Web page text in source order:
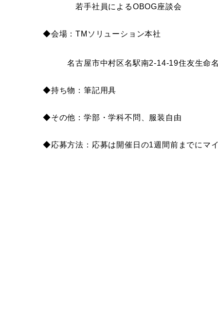
若手社員によるOBOG座談会
◆会場：TMソリューション本社
名古屋市中村区名駅南2-14-19住友生命名
◆持ち物：筆記用具
◆その他：学部・学科不問、服装自由
◆応募方法：応募は開催日の1週間前までにマ